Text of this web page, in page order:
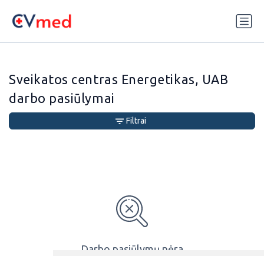
Sveikatos centras Energetikas, UAB
darbo pasiūlymai
Darbo pasiūlymų nėra
Filtrai